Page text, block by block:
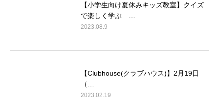
【小学生向け夏休みキッズ教室】クイズ
で楽しく学ぶ …
2023.08.9
【Clubhouse(クラブハウス)】2月19日
（…
2023.02.19